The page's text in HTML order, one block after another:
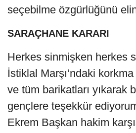
seçebilme özgürlüğünü
SARAÇHANE KARARI
Herkes sinmişken herkes
İstiklal Marşı’ndaki
ve tüm barikatları yıkarak
gençlere teşekkür
Ekrem Başkan hakim